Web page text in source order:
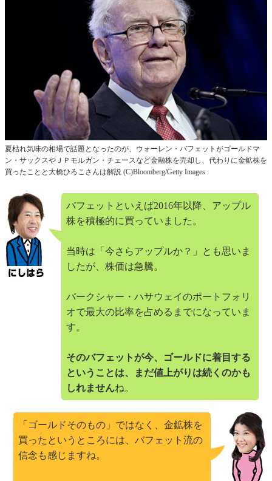
夏枯れ気味の相場で話題となったのが、ウォーレン・バフェットがゴールドマ
ン・サックスやＪＰモルガン・チェースなど金融株を売却し、代わりに金鉱株を
買ったことと大橋ひろこさんは解説 (C)Bloomberg/Getty Images
バフェットといえば2016年以降、アップル
株を積極的に買っていました。
当時は「今さらアップルか？」とも思いま
したが、株価は急騰。
バークシャー・ハサウェイのポートフォリ
オで最大の比率を占めるまでになっていま
す。
そのバフェットが今、ゴールドに着目する
ということは、まだ値上がりは続くのかも
しれませんね。
「ゴールドそのもの」ではなく、金鉱株を
買ったというところには、バフェット流の
信念も感じますね。